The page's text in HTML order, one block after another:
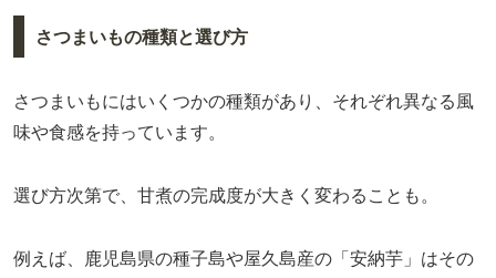
さつまいもの種類と選び方
さつまいもにはいくつかの種類があり、それぞれ異なる風
味や食感を持っています。
選び方次第で、甘煮の完成度が大きく変わることも。
例えば、鹿児島県の種子島や屋久島産の「安納芋」はその